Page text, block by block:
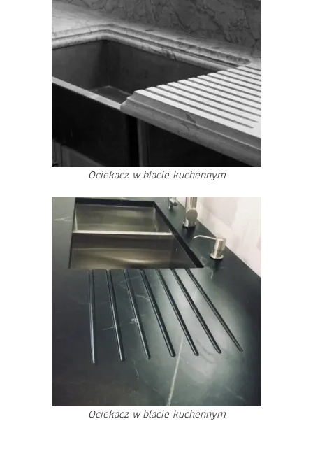
Ociekacz w blacie kuchennym
Ociekacz w blacie kuchennym